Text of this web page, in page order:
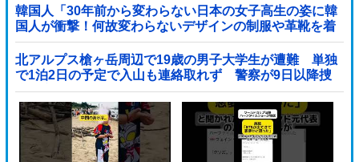
韓国人「30年前から変わらない日本の女子高生の姿に韓
国人が衝撃！何故変わらないデザインの制服や革靴を着
用し続けるのか？」
北アルプス槍ヶ岳周辺で19歳の男子大学生が遭難 単独
で1泊2日の予定で入山も連絡取れず 警察が9日以降捜
索予定他